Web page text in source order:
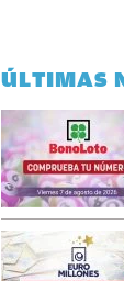
ÚLTIMAS